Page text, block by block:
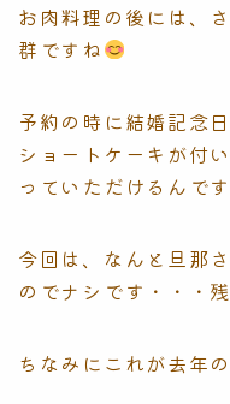
お肉料理の後には、
群ですね
予約の時に結婚記念
ショートケーキが付
っていただけるんです
今回は、なんと旦那
のでナシです・・・
ちなみにこれが去年